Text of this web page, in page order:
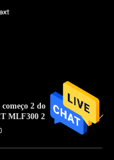
2 do
MLF300 2